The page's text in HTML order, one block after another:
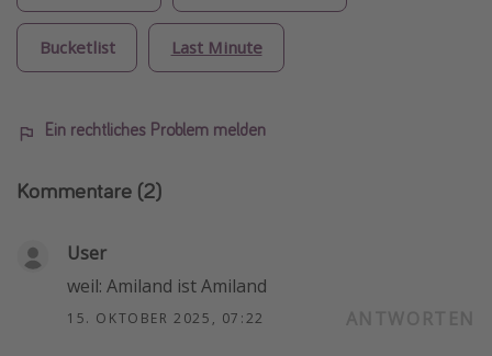
Bucketlist Last Minute
Ein rechtliches Problem melden
Kommentare (2)
User
weil: Amiland ist Amiland
15. OKTOBER 2025, 07:22